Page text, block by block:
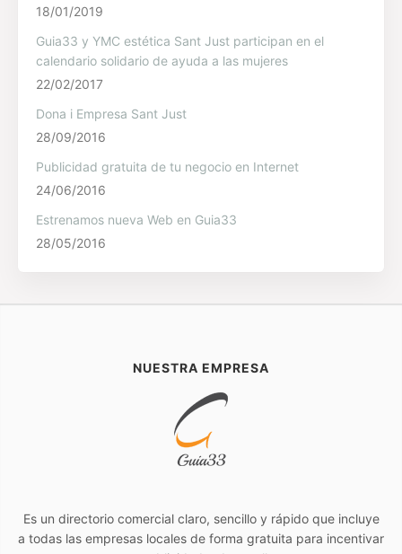
18/01/2019
Guia33 y YMC estética Sant Just participan en el
calendario solidario de ayuda a las mujeres
22/02/2017
Dona i Empresa Sant Just
28/09/2016
Publicidad gratuita de tu negocio en Internet
24/06/2016
Estrenamos nueva Web en Guia33
28/05/2016
NUESTRA EMPRESA
Es un directorio comercial claro, sencillo y rápido que incluye
a todas las empresas locales de forma gratuita para incentivar